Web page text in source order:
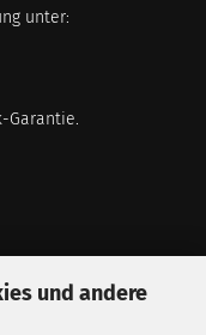
und andere
unter:
Garantie.